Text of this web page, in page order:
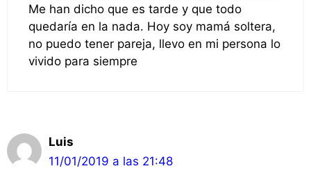
Me han dicho que es tarde y que todo
quedaría en la nada. Hoy soy mamá soltera,
no puedo tener pareja, llevo en mi persona lo
vivido para siempre
Luis
11/01/2019 a las 21:48